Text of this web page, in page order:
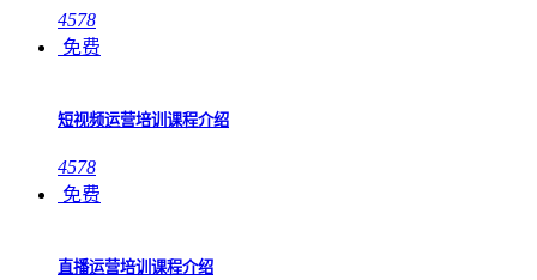
4578
免费
短视频运营培训课程介绍
4578
免费
直播运营培训课程介绍